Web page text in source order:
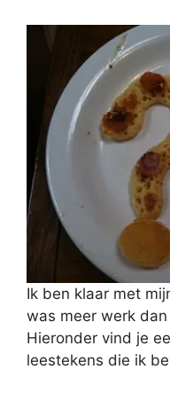
Ik ben klaar met
was meer werk
Hieronder vind je
leestekens die ik